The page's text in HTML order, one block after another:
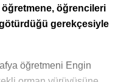
öğrencileri
gerekçesiyle
öğretmeni Engin